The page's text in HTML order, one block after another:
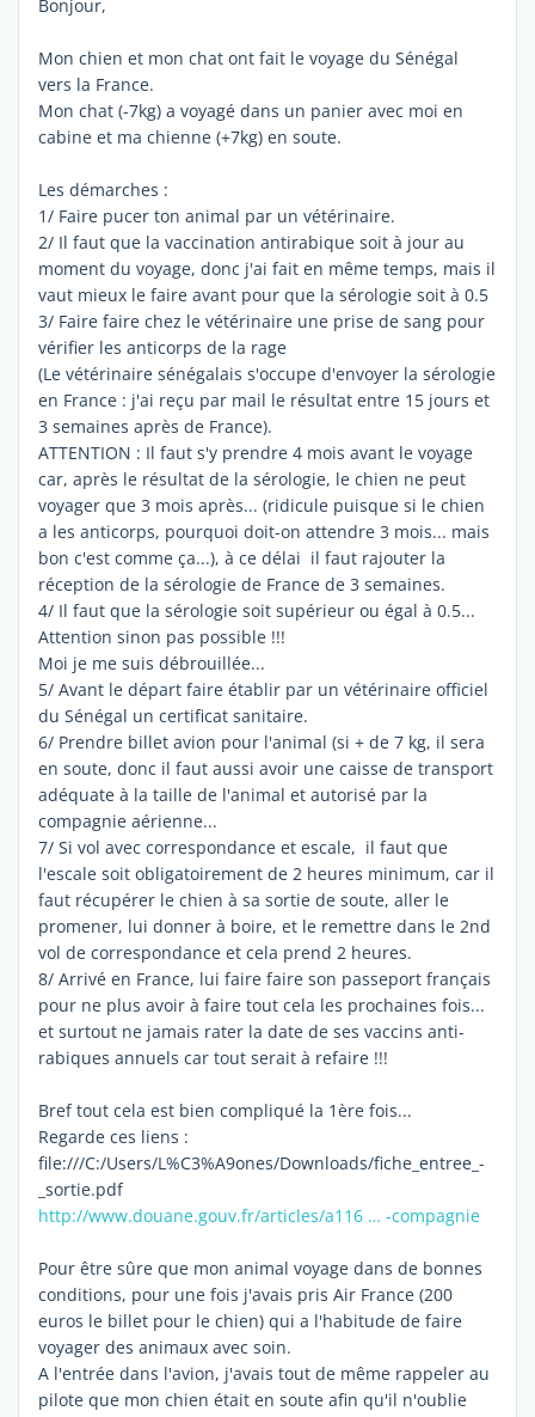
Bonjour,
Mon chien et mon chat ont fait le voyage du Sénégal
vers la France.
Mon chat (-7kg) a voyagé dans un panier avec moi en
cabine et ma chienne (+7kg) en soute.
Les démarches :
1/ Faire pucer ton animal par un vétérinaire.
2/ Il faut que la vaccination antirabique soit à jour au
moment du voyage, donc j'ai fait en même temps, mais il
vaut mieux le faire avant pour que la sérologie soit à 0.5
3/ Faire faire chez le vétérinaire une prise de sang pour
vérifier les anticorps de la rage
(Le vétérinaire sénégalais s'occupe d'envoyer la sérologie
en France : j'ai reçu par mail le résultat entre 15 jours et
3 semaines après de France).
ATTENTION : Il faut s'y prendre 4 mois avant le voyage
car, après le résultat de la sérologie, le chien ne peut
voyager que 3 mois après... (ridicule puisque si le chien
a les anticorps, pourquoi doit-on attendre 3 mois... mais
bon c'est comme ça...), à ce délai il faut rajouter la
réception de la sérologie de France de 3 semaines.
4/ Il faut que la sérologie soit supérieur ou égal à 0.5...
Attention sinon pas possible !!!
Moi je me suis débrouillée...
5/ Avant le départ faire établir par un vétérinaire officiel
du Sénégal un certificat sanitaire.
6/ Prendre billet avion pour l'animal (si + de 7 kg, il sera
en soute, donc il faut aussi avoir une caisse de transport
adéquate à la taille de l'animal et autorisé par la
compagnie aérienne...
7/ Si vol avec correspondance et escale, il faut que
l'escale soit obligatoirement de 2 heures minimum, car il
faut récupérer le chien à sa sortie de soute, aller le
promener, lui donner à boire, et le remettre dans le 2nd
vol de correspondance et cela prend 2 heures.
8/ Arrivé en France, lui faire faire son passeport français
pour ne plus avoir à faire tout cela les prochaines fois...
et surtout ne jamais rater la date de ses vaccins anti-
rabiques annuels car tout serait à refaire !!!
Bref tout cela est bien compliqué la 1ère fois...
Regarde ces liens :
file:///C:/Users/L%C3%A9ones/Downloads/fiche_entree_-
_sortie.pdf
http://www.douane.gouv.fr/articles/a116 … -compagnie
Pour être sûre que mon animal voyage dans de bonnes
conditions, pour une fois j'avais pris Air France (200
euros le billet pour le chien) qui a l'habitude de faire
voyager des animaux avec soin.
A l'entrée dans l'avion, j'avais tout de même rappeler au
pilote que mon chien était en soute afin qu'il n'oublie